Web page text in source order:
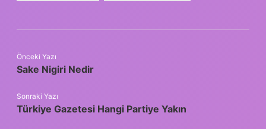
Önceki Yazı
Sake Nigiri Nedir
Sonraki Yazı
Türkiye Gazetesi Hangi Partiye Yakın